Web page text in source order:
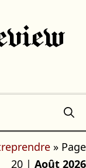
» Page
20 | Août 2026